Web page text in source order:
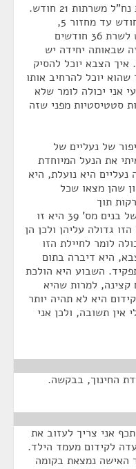
משך השירות - הבנות שהן מתנדבות נח"ל משרתות 21 חודש.
הבנות שהן לוחמות חי"ר שירתו 30 חודש עד מחזור 5,
והמחזור השישי שנקלט עכשיו נדרש לשרת 36 חודשים
שבאותה יחידה יש
איך הצבא יוכל להסיק
יוכל להרחיב אותו
אני יכולה לומר שלא
סטטיסטיות מפני שזה
של נעליים של
את הנעל המיוחדת
היא נועלת, היא
שהן מצאו שכל
תוך
שבועיים-שלושה, והנעל הכי קטנה של בנים מס' 39 היא זו
גדולה עליהן ולכן הן
לומר לחיילת הזו
היא דיברה בתום
השבוע היא הולכת
קצינה, למרות שהיא
היא לא תהיה יותר
אין תשובה, ולכן אני
החינוך, בבקשה.
אני צריך לעזוב את
לקידום מעמד הילד.
האישה נמצאת בקומה